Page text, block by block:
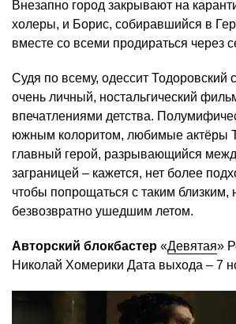
Внезапно город закрывают на
холеры, и Борис, собиравшийся в
вместе со всеми продираться через
Судя по всему, одессит Тодоровский
очень личный, ностальгический
впечатлениями детства.
южным колоритом, любимые актёры
главный герой, разрывающийся
заграницей – кажется, нет более
чтобы попрощаться с таким близким,
безвозвратно ушедшим летом.
Авторский блокбастер «Девятая»
Николай Хомерики Дата выхода – 7